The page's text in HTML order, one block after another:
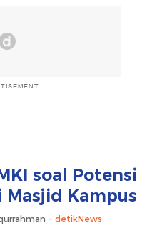
soal Potensi
Masjid Kampus
- detikNews